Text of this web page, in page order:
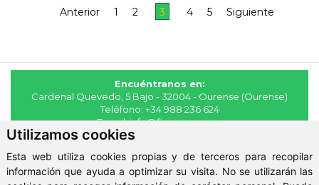
Utilizamos cookies
Esta web utiliza cookies propias y de terceros para recopilar
información que ayuda a optimizar su visita. No se utilizarán las
Anterior 1 2 3 4 5 Siguiente
Encuéntranos en:
Cardenal Quevedo, 5 Bajo - 32004 - Ourense (Ourense)
Teléfono: +34 988 236 624
E-mail:info@fincasmaya.es
© 2026 - Fincas Maya
Aviso Legal-Política de Privacidad- ClickViviendas